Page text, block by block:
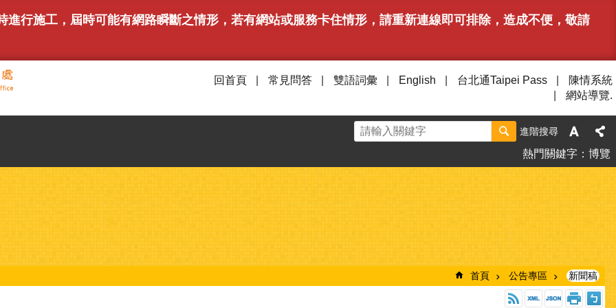
行施工，屆時可能有網路瞬斷之情形，若有網站或服務卡住情形，請重新連線即可排除，造成不便，敬請
回首頁 常見問答 雙語詞彙 English 台北通Taipei Pass
陳情系統
網站導覽.
進階搜尋
熱門關鍵字 博覽
首頁 公告專區 新聞稿